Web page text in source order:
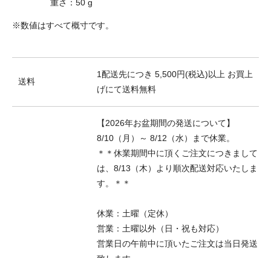
重さ：50 g
※数値はすべて概寸です。
送料
1配送先につき 5,500円(税込)以上 お買上
げにて送料無料
【2026年お盆期間の発送について】
8/10（月）～ 8/12（水）まで休業。
＊＊休業期間中に頂くご注文につきまして
は、8/13（木）より順次配送対応いたしま
す。＊＊
休業：土曜（定休）
営業：土曜以外（日・祝も対応）
営業日の午前中に頂いたご注文は当日発送